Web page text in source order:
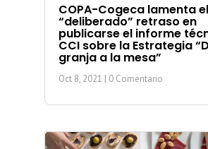
COPA-Cogeca lamenta el
“deliberado” retraso en
publicarse el informe
CCI sobre la Estrategia
granja a la mesa”
Oct 8, 2021 | 0 Comentario